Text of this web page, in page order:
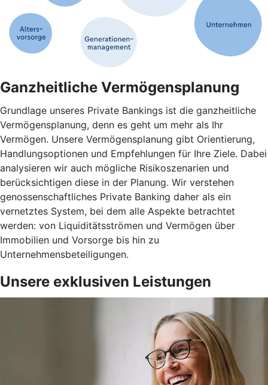
Ganzheitliche Vermögensplanung
Grundlage unseres Private Bankings ist die ganzheitliche
Vermögensplanung, denn es geht um mehr als Ihr
Vermögen. Unsere Vermögensplanung gibt Orientierung,
Handlungsoptionen und Empfehlungen für Ihre Ziele. Dabei
analysieren wir auch mögliche Risikoszenarien und
berücksichtigen diese in der Planung. Wir verstehen
genossenschaftliches Private Banking daher als ein
vernetztes System, bei dem alle Aspekte betrachtet
werden: von Liquiditätsströmen und Vermögen über
Immobilien und Vorsorge bis hin zu
Unternehmensbeteiligungen.
Unsere exklusiven Leistungen